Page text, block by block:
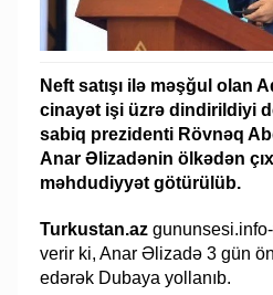
Neft satışı ilə məşğul olan
cinayət işi üzrə dindirildiyi
sabiq prezidenti Rövnəq
Anar Əlizadənin ölkədən
məhdudiyyət götürülüb.
Turkustan.az
verir ki, Anar Əlizadə 3 gün
edərək Dubaya yollanıb.